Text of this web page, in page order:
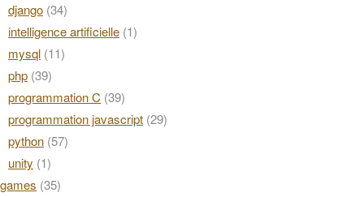
django (34)
intelligence artificielle (1)
mysql (11)
php (39)
programmation C (39)
programmation javascript (29)
python (57)
unity (1)
games (35)